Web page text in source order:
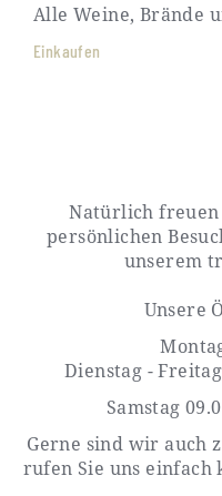
Alle Weine, Brände
Einkaufen
Natürlich
persönlichen
unserem
Unsere
Dienstag -
Samstag
Gerne sind wir auch
rufen Sie uns